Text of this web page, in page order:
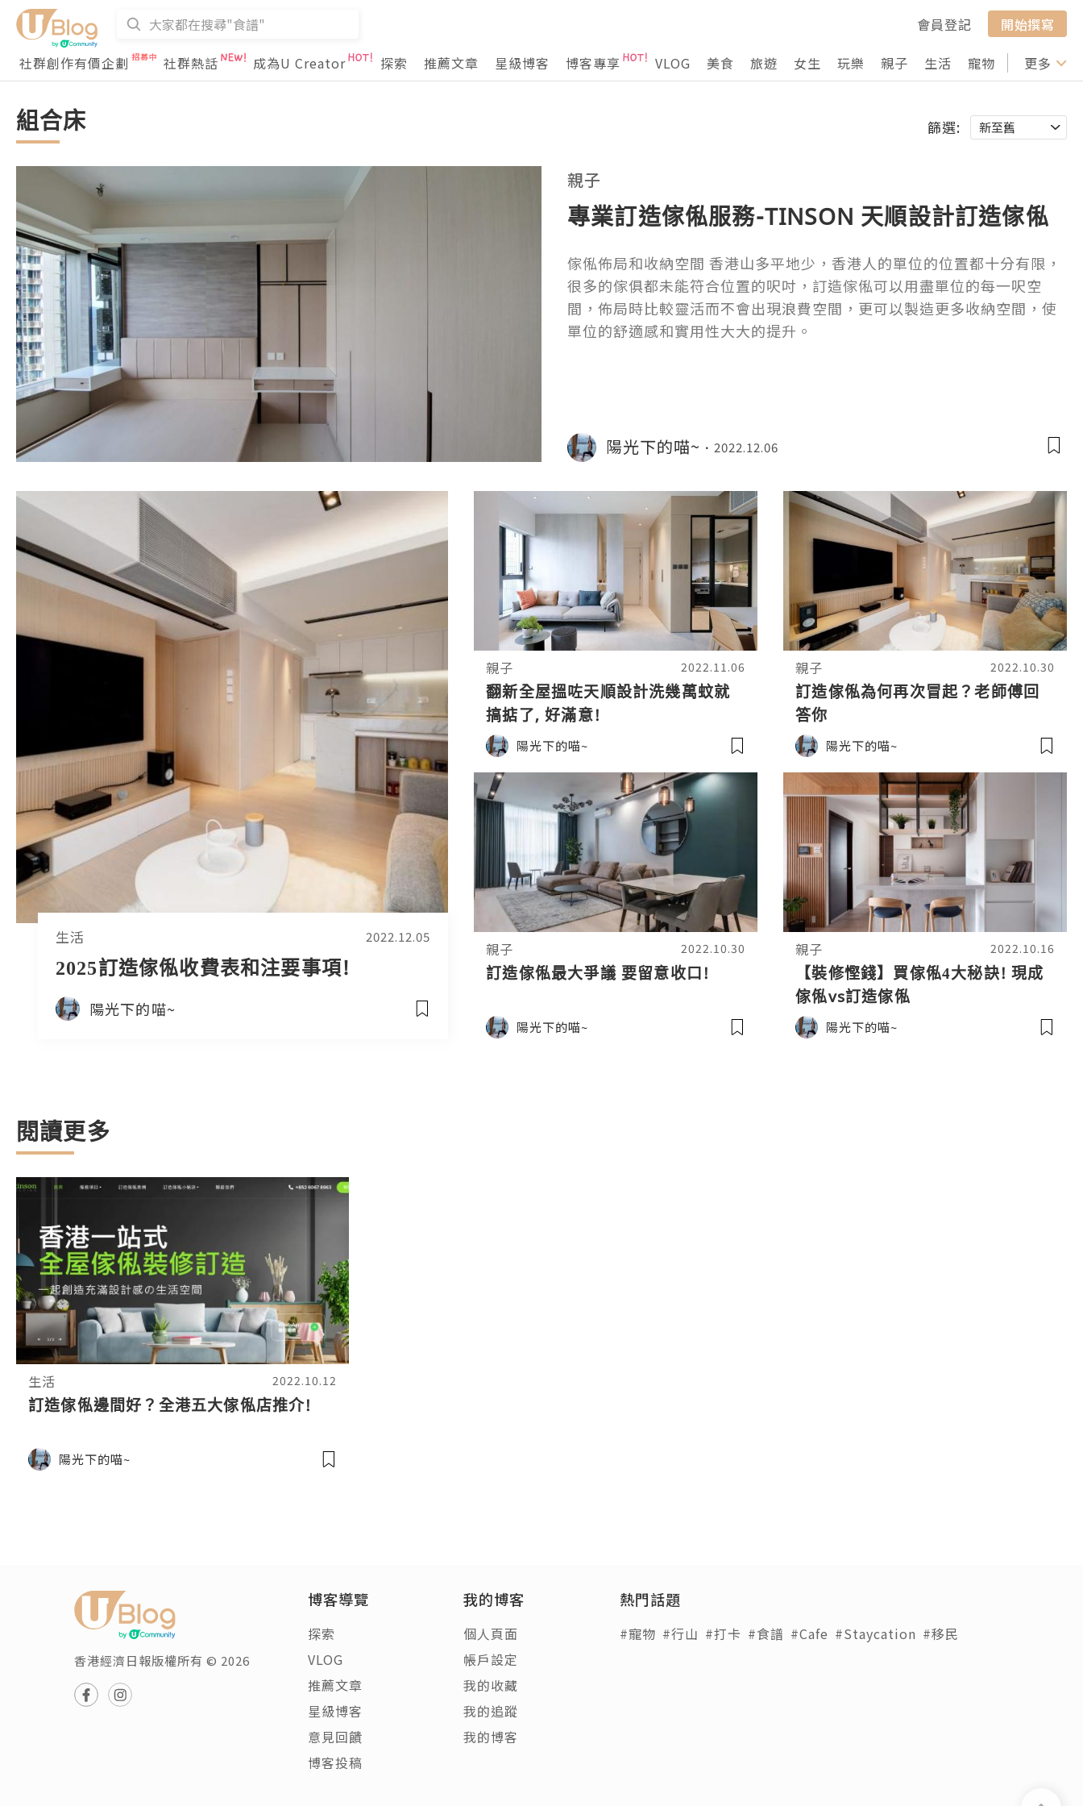
會員登記
開始撰寫
社群創作有價企劃
社群熱話 成為U Creator 探索 推薦文章 星級博客 博客專享 VLOG 美食 旅遊 女生 玩樂 親子 生活 寵物 行山 打卡
更多
組合床 篩選:
親子
專業訂造傢俬服務-TINSON 天順設計訂造傢俬
傢俬佈局和收納空間 香港山多平地少，香港人的單位的位置都十分有限，
很多的傢俱都未能符合位置的呎吋，訂造傢俬可以用盡單位的每一呎空
間，佈局時比較靈活而不會出現浪費空間，更可以製造更多收納空間，使
單位的舒適感和實用性大大的提升。
陽光下的喵~ 2022.12.06
生活 2022.12.05
2025訂造傢俬收費表和注要事項!
陽光下的喵~
親子 2022.11.06
翻新全屋搵咗天順設計洗幾萬蚊就
搞掂了, 好滿意!
陽光下的喵~
親子 2022.10.30
訂造傢俬為何再次冒起？老師傅回
答你
陽光下的喵~
親子 2022.10.30
訂造傢俬最大爭議 要留意收口!
陽光下的喵~
親子 2022.10.16
【裝修慳錢】買傢俬4大秘訣! 現成
傢俬vs訂造傢俬
陽光下的喵~
閱讀更多
生活 2022.10.12
訂造傢俬邊間好？全港五大傢俬店推介!
陽光下的喵~
香港經濟日報版權所有 © 2026
博客導覽
探索
VLOG
推薦文章
星級博客
意見回饋
博客投稿
我的博客
個人頁面
帳戶設定
我的收藏
我的追蹤
我的博客
熱門話題
#寵物 #行山 #打卡 #食譜 #Cafe #Staycation #移民